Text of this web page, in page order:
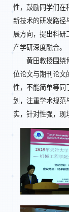
性，鼓励同学们在
新技术的研发路径
展方向，提出科研
产学研深度融合。
黄田教授围绕
位论文与期刊论文
性，不能简单等同
划，注重学术规范
实，针对性强，现